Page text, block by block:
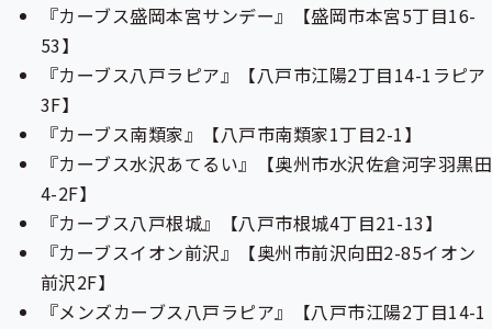
『カーブス盛岡本宮サンデー』【盛岡市本宮5丁目16-
53】
『カーブス八戸ラピア』【八戸市江陽2丁目14-1ラピア
3F】
『カーブス南類家』【八戸市南類家1丁目2-1】
『カーブス水沢あてるい』【奥州市水沢佐倉河字羽黒田
4-2F】
『カーブス八戸根城』【八戸市根城4丁目21-13】
『カーブスイオン前沢』【奥州市前沢向田2-85イオン
前沢2F】
『メンズカーブス八戸ラピア』【八戸市江陽2丁目14-1